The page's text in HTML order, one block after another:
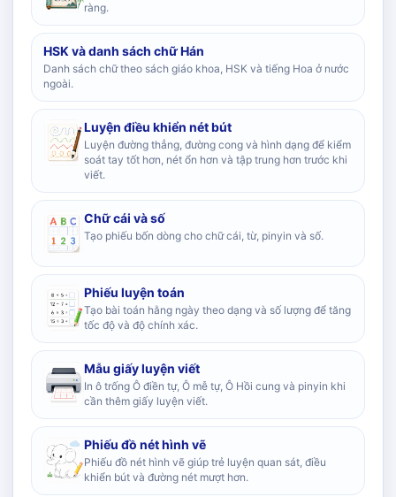
ràng.
HSK và danh sách chữ Hán
Danh sách chữ theo sách giáo khoa, HSK và tiếng Hoa ở nước
ngoài.
Luyện điều khiển nét bút
Luyện đường thẳng, đường cong và hình dạng để kiểm
soát tay tốt hơn, nét ổn hơn và tập trung hơn trước khi
viết.
Chữ cái và số
Tạo phiếu bốn dòng cho chữ cái, từ, pinyin và số.
Phiếu luyện toán
Tạo bài toán hằng ngày theo dạng và số lượng để tăng
tốc độ và độ chính xác.
Mẫu giấy luyện viết
In ô trống Ô điền tự, Ô mễ tự, Ô Hồi cung và pinyin khi
cần thêm giấy luyện viết.
Phiếu đồ nét hình vẽ
Phiếu đồ nét hình vẽ giúp trẻ luyện quan sát, điều
khiển bút và đường nét mượt hơn.